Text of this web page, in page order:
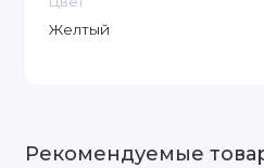
Желтый
Рекомендуемые